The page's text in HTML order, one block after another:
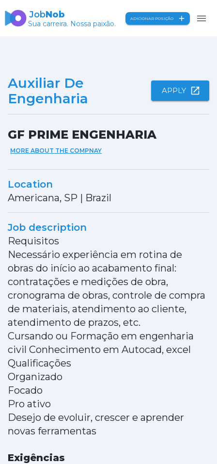
JobNob
Sua carreira. Nossa paixão.
ADICIONAR POSIÇÃO
Auxiliar De
Engenharia
APPLY
GF PRIME ENGENHARIA
MORE ABOUT THE COMPNAY
Location
Americana, SP | Brazil
Job description
Requisitos
Necessário experiência em rotina de
obras do início ao acabamento final:
contratações e medições de obra,
cronograma de obras, controle de compra
de materiais, atendimento ao cliente,
atendimento de prazos, etc.
Cursando ou Formação em engenharia
civil Conhecimento em Autocad, excel
Qualificações
Organizado
Focado
Pro ativo
Desejo de evoluir, crescer e aprender
novas ferramentas
Exigências